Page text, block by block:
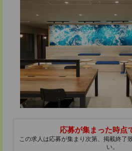
応募が集まった時点
この求人は応募が集まり次第、掲載終了
い。